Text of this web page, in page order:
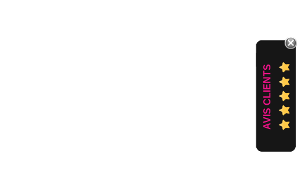
AVIS CLIENTS